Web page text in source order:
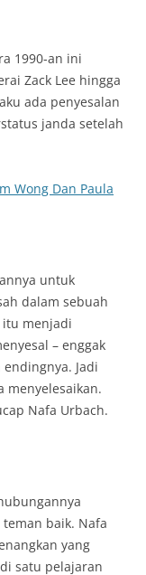
1990-an ini
Zack Lee hingga
ada penyesalan
janda setelah
Wong Dan Paula
untuk
dalam sebuah
menjadi
– enggak
Jadi
menyelesaikan.
Nafa Urbach.
baik. Nafa
yang
satu pelajaran